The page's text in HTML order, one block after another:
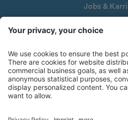
Jobs &
Download
LHG-
© 2026 Landwirtschaftliche
Impressum